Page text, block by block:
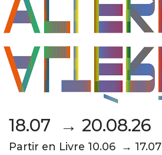
18.07 → 20.08.26
Partir en Livre 10.06 → 17.07